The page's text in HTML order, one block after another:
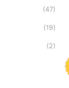
(47)
(19)
(2)